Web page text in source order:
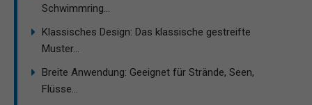
Schwimmring...
Klassisches Design: Das klassische gestreifte
Muster...
Breite Anwendung: Geeignet für Strände, Seen,
Flüsse...